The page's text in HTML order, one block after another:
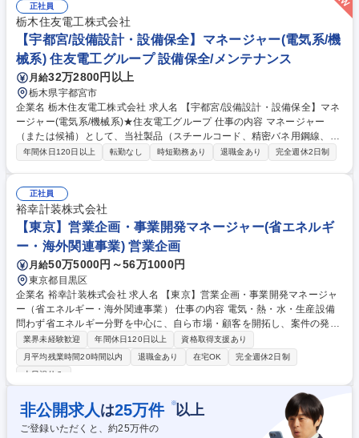
計画の立案から安定稼働までのフォロー■設計・製造・品質保証・外注業
者等との仕様打ち合わせや折衝■立ち上げ後の品質管理・プロセス改善
【入社後】約1年ほどかけて、加工治具の設計から習得→加工プログラム
の習得や三次元測定機を使用した測定等→新製品・新設備の立ち上げに携
われるようステップUPが目標！ 募集職種 安城【生産技術】第二新卒,実務
未経験◎/年休124/ブラザーG/新設備立ち上げ
正社員
栃木住友電工株式会社
【宇都宮/設備設計・設備保全】マネージャー(電気系/機
械系) 住友電工グループ 設備保全/メンテナンス
月給32万2800円以上
栃木県宇都宮市
企業名 栃木住友電工株式会社 求人名 【宇都宮/設備設計・設備保全】マネ
ージャー(電気系/機械系)★住友電工グループ 仕事の内容 マネージャー
（または候補）として、当社製品（スチールコード、精密バネ用鋼線、ソ
ーワイヤー）の製造設備の設計や開発・導入、設備保全に携わるメンバー
社の製造設備メンテナンス、定期点検、設備不良の未然防止等の進捗管理/
機械設備、メンテナンスに関わる技術監理や指導、標準化の推進/設備トラ
ブルの原因解析、対策立案、技術指導/長期連休時は課員の多くがメンテナ
ンス等で出勤のため、労務管理の対応あり【業務変更の範囲】会社の定め
る業務（住友電工グループ内を含む） 募集職種 【宇都宮/設備設計・設備
保全】マネージャー(電気系/機械系)★住友電工グループ
年間休日120日以上 転勤なし 時短勤務あり 退職金あり 完全週休2日制
正社員
裕幸計装株式会社
【東京】営業企画・事業開発マネージャー(省エネルギ
ー・海外関連事業) 営業企画
月給50万5000円～56万1000円
東京都目黒区
企業名 裕幸計装株式会社 求人名 【東京】営業企画・事業開発マネージャ
ー（省エネルギー・海外関連事業） 仕事の内容 電気・熱・水・生産設備
問わず省エネルギー分野を中心に、自ら市場・顧客を開拓し、案件の発
掘、企画、組成をお任せします。 【詳細】■経営省エネルギー・脱炭素分
野の市場開拓、顧客開拓■経営営業開発部等から 得られる顧客情報・営業
機会の活用■顧客訪問、課題・設備ニーズのヒアリング■省エネルギー診
提案・実施体制の構築■案件の事業性、実現可能性、優先順位の一次評価■
海外拠点・グループ会社との取引機会の創出■関係部門との調整、案件の
進捗管理■部下への業務配分、指導・育成■海外関係者との直接コミュニケ
業界未経験歓迎 年間休日120日以上
資格取得支援あり
月平均残業時間20時間以内
退職金あり 在宅OK
完全週休2日制
土日祝休み
非公開求人 は25万件 ※以上
ご登録いただくと、約25万件の